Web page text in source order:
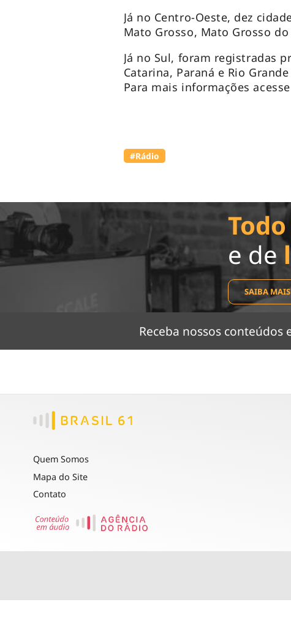
Já no Centro-Oeste, dez
Mato Grosso, Mato Grosso do
Já no Sul, foram registradas
Catarina, Paraná e Rio
Para mais informações
#Rádio
Todo
e de
SAIBA MAIS
Receba nossos conteúdos
Quem Somos
Mapa do Site
Contato